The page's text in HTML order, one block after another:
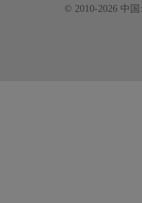
© 2010-2026 中国